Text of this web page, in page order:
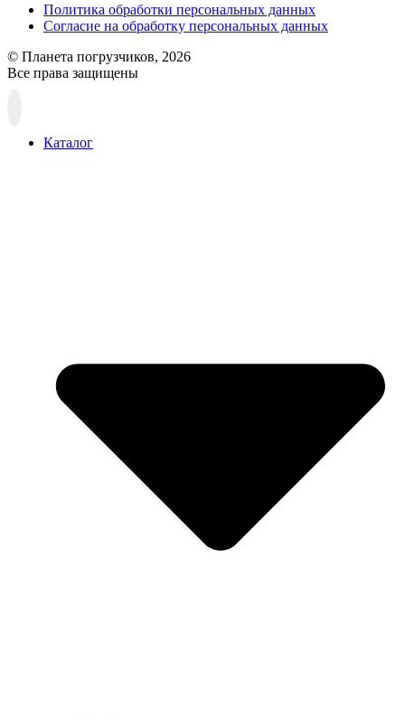
Политика обработки персональных данных
Согласие на обработку персональных данных
© Планета погрузчиков, 2026
Все права защищены
Каталог